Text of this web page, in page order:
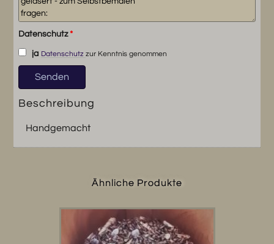
Datenschutz*
ja Datenschutz zur Kenntnis genommen
Beschreibung
Handgemacht
Ähnliche Produkte